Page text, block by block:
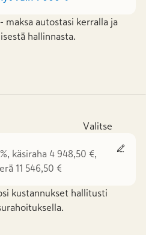
maksa autostasi kerralla ja
hallinnasta.
Valitse
käsiraha 4 948,50 €,
11 546,50 €
kustannukset hallitusti